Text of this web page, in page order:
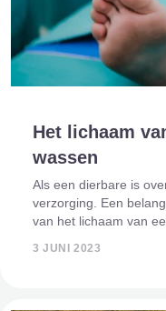
Het lichaam
wassen
Als een dierbare is
verzorging. Een
van het lichaam van
3 JUNI 2023